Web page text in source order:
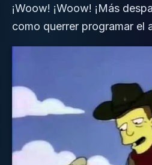
¡Woow! ¡Woow! ¡Más
como querrer programar el